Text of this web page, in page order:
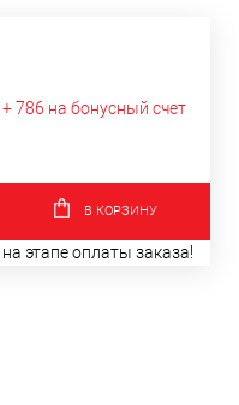
+ 786 на бонусный счет
В КОРЗИНУ
этапе оплаты заказа!